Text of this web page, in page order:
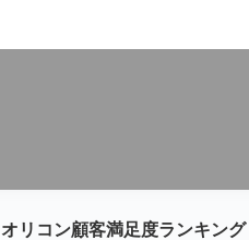
オリコン顧客満足度ランキング